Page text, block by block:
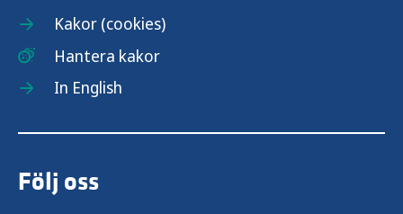
Kakor (cookies)
Hantera kakor
In English
Följ oss